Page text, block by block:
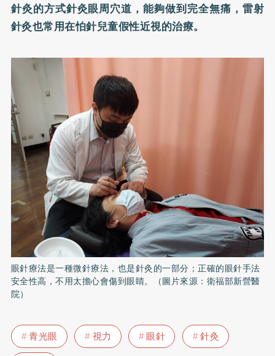
針灸的方式針灸眼周穴道，能夠做到完全無痛，雷射
針灸也常用在怕針兒童假性近視的治療。
眼針療法是一種微針療法，也是針灸的一部分；正確的眼針手法
安全性高，不用太擔心會傷到眼睛。（圖片來源：衛福部新營醫
院）
青光眼 視力 眼針
針灸